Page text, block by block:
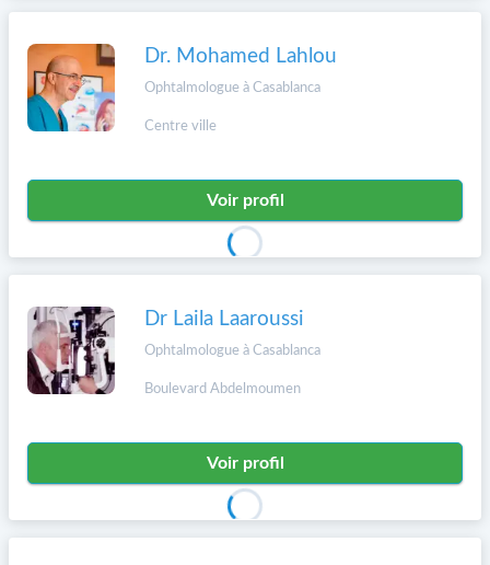
Dr. Mohamed Lahlou
Ophtalmologue à Casablanca
Centre ville
Voir profil
Dr Laila Laaroussi
Ophtalmologue à Casablanca
Boulevard Abdelmoumen
Voir profil